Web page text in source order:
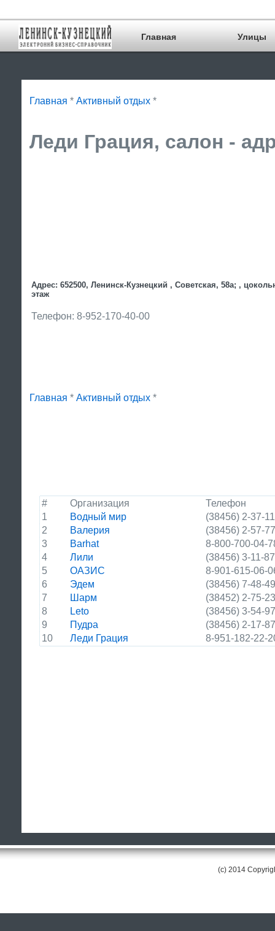
Главная Улицы
Главная * Активный отдых *
Леди Грация, салон -
Адрес: 652500, Ленинск-Кузнецкий , Советская, 58а; ,
этаж
Телефон: 8-952-170-40-00
Главная * Активный отдых *
# Организация
Телефон
1
Водный мир
(38456) 2-37-11
2
Валерия
(38456) 2-57-77
3
Barhat
8-800-700-04-
4
Лили
(38456) 3-11-87
5
ОАЗИС
8-901-615-06-
6
Эдем
(38456) 7-48-49
7
Шарм
(38452) 2-75-23
8
Leto
(38456) 3-54-97
9
Пудра
(38456) 2-17-87
10
Леди Грация 8-951-182-22-
(c) 2014